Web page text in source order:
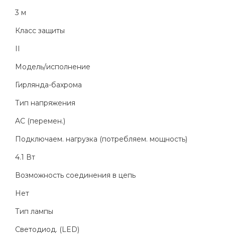
3 м
Класс защиты
II
Модель/исполнение
Гирлянда-бахрома
Тип напряжения
AC (перемен.)
Подключаем. нагрузка (потребляем. мощность)
4.1 Вт
Возможность соединения в цепь
Нет
Тип лампы
Светодиод. (LED)